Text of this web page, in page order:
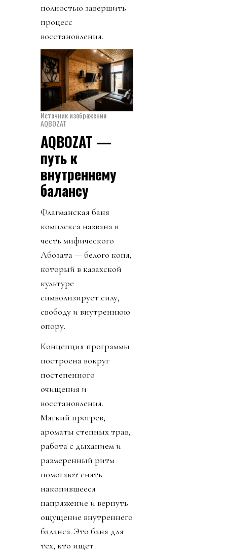
полностью завершить
процесс
восстановления.
Источник изображения
AQBOZAT
AQBOZAT —
путь к
внутреннему
балансу
Флагманская баня
комплекса названа в
честь мифического
Ақбозата — белого коня,
который в казахской
культуре
символизирует силу,
свободу и внутреннюю
опору.
Концепция программы
построена вокруг
постепенного
очищения и
восстановления.
Мягкий прогрев,
ароматы степных трав,
работа с дыханием и
размеренный ритм
помогают снять
накопившееся
напряжение и вернуть
ощущение внутреннего
баланса. Это баня для
тех, кто ищет